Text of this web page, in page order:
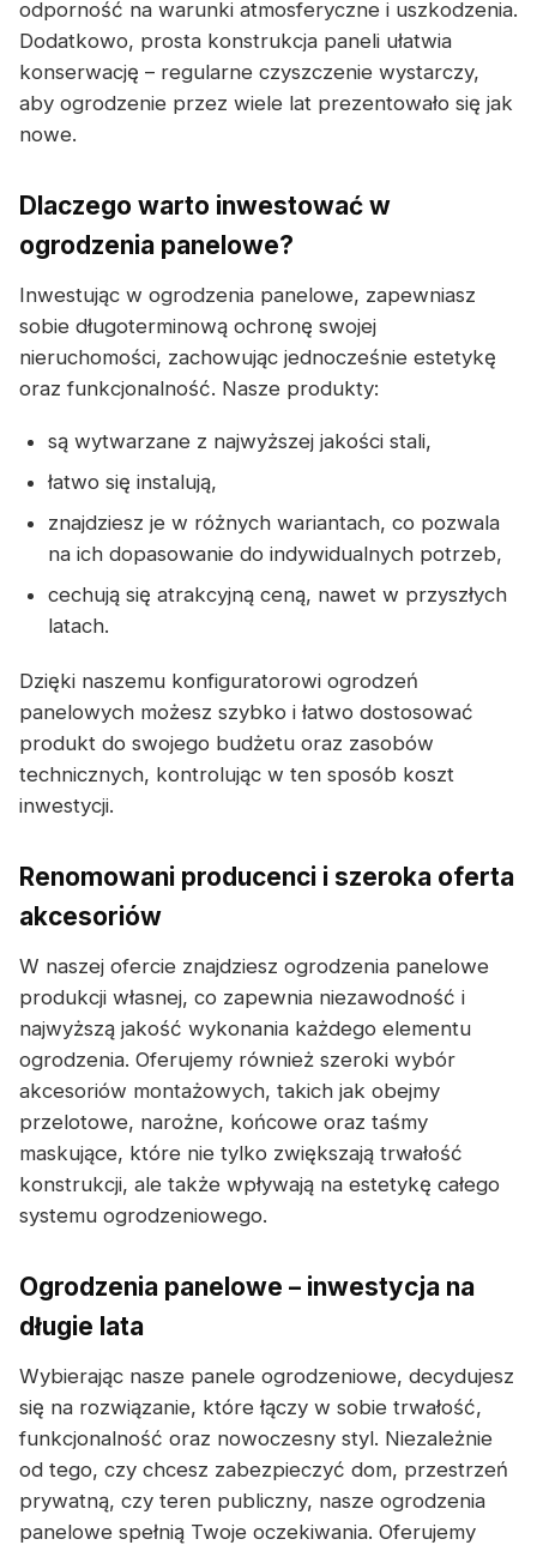
odporność na warunki atmosferyczne i uszkodzenia.
Dodatkowo, prosta konstrukcja paneli ułatwia
konserwację – regularne czyszczenie wystarczy,
aby ogrodzenie przez wiele lat prezentowało się jak
nowe.
Dlaczego warto inwestować w
ogrodzenia panelowe?
Inwestując w ogrodzenia panelowe, zapewniasz
sobie długoterminową ochronę swojej
nieruchomości, zachowując jednocześnie estetykę
oraz funkcjonalność. Nasze produkty:
są wytwarzane z najwyższej jakości stali,
łatwo się instalują,
znajdziesz je w różnych wariantach, co pozwala
na ich dopasowanie do indywidualnych potrzeb,
cechują się atrakcyjną ceną, nawet w przyszłych
latach.
Dzięki naszemu konfiguratorowi ogrodzeń
panelowych możesz szybko i łatwo dostosować
produkt do swojego budżetu oraz zasobów
technicznych, kontrolując w ten sposób koszt
inwestycji.
Renomowani producenci i szeroka oferta
akcesoriów
W naszej ofercie znajdziesz ogrodzenia panelowe
produkcji własnej, co zapewnia niezawodność i
najwyższą jakość wykonania każdego elementu
ogrodzenia. Oferujemy również szeroki wybór
akcesoriów montażowych, takich jak obejmy
przelotowe, narożne, końcowe oraz taśmy
maskujące, które nie tylko zwiększają trwałość
konstrukcji, ale także wpływają na estetykę całego
systemu ogrodzeniowego.
Ogrodzenia panelowe – inwestycja na
długie lata
Wybierając nasze panele ogrodzeniowe, decydujesz
się na rozwiązanie, które łączy w sobie trwałość,
funkcjonalność oraz nowoczesny styl. Niezależnie
od tego, czy chcesz zabezpieczyć dom, przestrzeń
prywatną, czy teren publiczny, nasze ogrodzenia
panelowe spełnią Twoje oczekiwania. Oferujemy